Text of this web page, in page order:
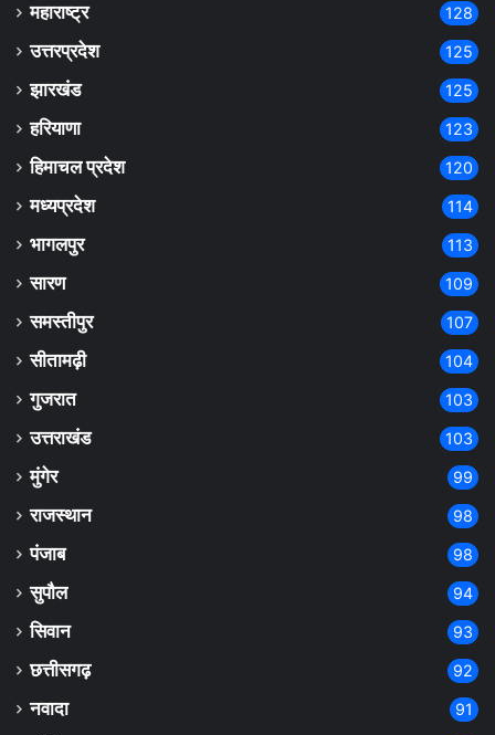
महाराष्ट्र 128
उत्तरप्रदेश 125
झारखंड 125
हरियाणा 123
हिमाचल प्रदेश 120
मध्यप्रदेश 114
भागलपुर 113
सारण 109
समस्तीपुर 107
सीतामढ़ी 104
गुजरात 103
उत्तराखंड 103
मुंगेर 99
राजस्थान 98
पंजाब 98
सुपौल 94
सिवान 93
छत्तीसगढ़ 92
नवादा 91